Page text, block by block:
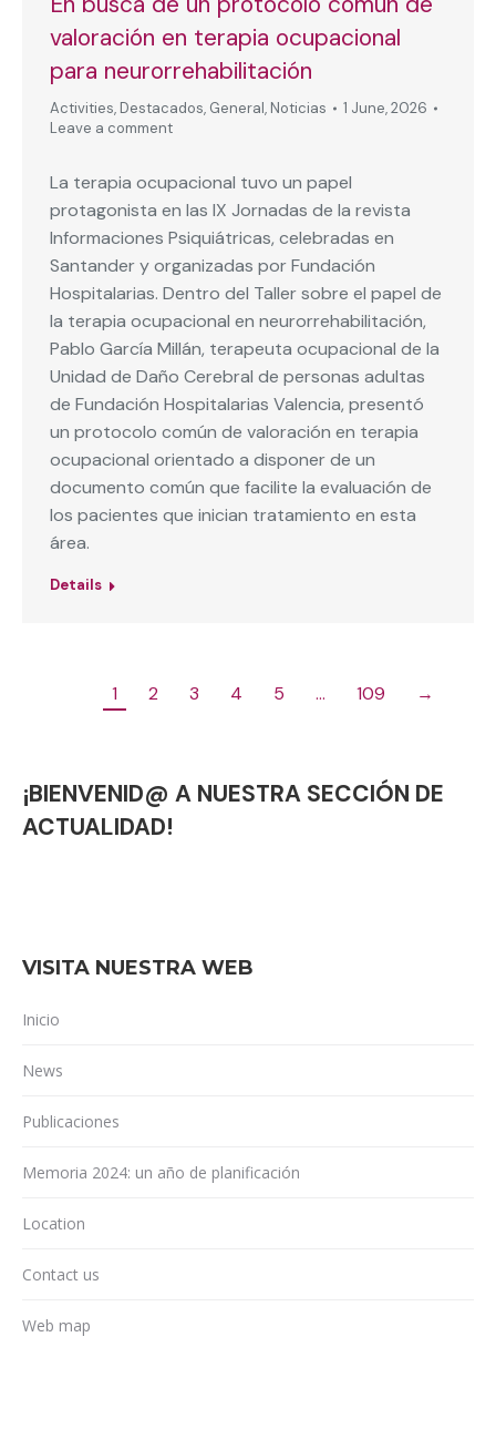
valoración en terapia ocupacional
para neurorrehabilitación
Activities, Destacados, General, Noticias
1 June, 2026
Leave a comment
La terapia ocupacional tuvo un papel
protagonista en las IX Jornadas de la revista
Informaciones Psiquiátricas, celebradas en
Santander y organizadas por Fundación
Hospitalarias. Dentro del Taller sobre el papel de
la terapia ocupacional en neurorrehabilitación,
Pablo García Millán, terapeuta ocupacional de la
Unidad de Daño Cerebral de personas adultas
de Fundación Hospitalarias Valencia, presentó
un protocolo común de valoración en terapia
ocupacional orientado a disponer de un
documento común que facilite la evaluación de
los pacientes que inician tratamiento en esta
área.
Details
1 2 3 4 5 … 109 →
¡BIENVENID@ A NUESTRA SECCIÓN DE
ACTUALIDAD!
VISITA NUESTRA WEB
Inicio
News
Publicaciones
Memoria 2024: un año de planificación
Location
Contact us
Web map